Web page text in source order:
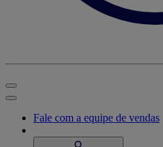
Fale com a equipe de vendas